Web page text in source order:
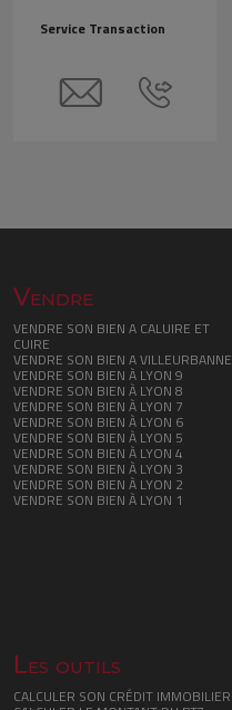
Service Transaction
Vendre
VENDRE SON BIEN A CALUIRE ET
CUIRE
VENDRE SON BIEN A VILLEURBANNE
VENDRE SON BIEN À LYON 9
VENDRE SON BIEN À LYON 8
VENDRE SON BIEN À LYON 7
VENDRE SON BIEN À LYON 6
VENDRE SON BIEN À LYON 5
VENDRE SON BIEN À LYON 4
VENDRE SON BIEN À LYON 3
VENDRE SON BIEN À LYON 2
VENDRE SON BIEN À LYON 1
Les outils
CALCULER SON CRÉDIT IMMOBILIER